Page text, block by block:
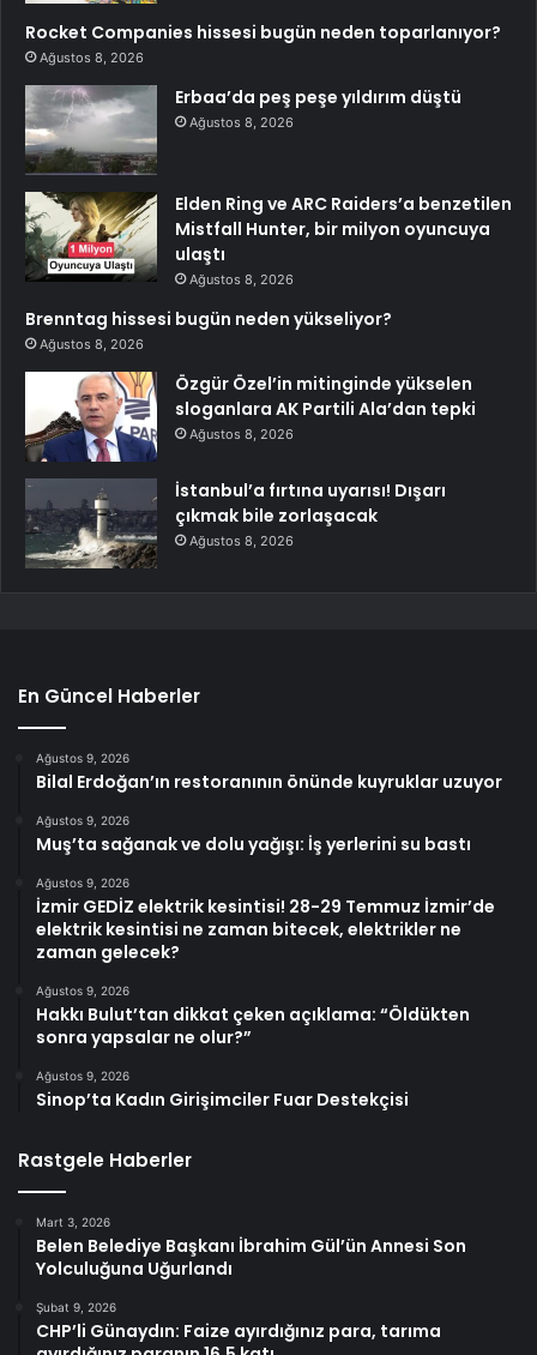
Rocket Companies hissesi bugün neden toparlanıyor?
Ağustos 8, 2026
Erbaa’da peş peşe yıldırım düştü
Ağustos 8, 2026
Elden Ring ve ARC Raiders’a benzetilen
Mistfall Hunter, bir milyon oyuncuya
ulaştı
Ağustos 8, 2026
Brenntag hissesi bugün neden yükseliyor?
Ağustos 8, 2026
Özgür Özel’in mitinginde yükselen
sloganlara AK Partili Ala’dan tepki
Ağustos 8, 2026
İstanbul’a fırtına uyarısı! Dışarı
çıkmak bile zorlaşacak
Ağustos 8, 2026
En Güncel Haberler
Ağustos 9, 2026
Bilal Erdoğan’ın restoranının önünde kuyruklar uzuyor
Ağustos 9, 2026
Muş’ta sağanak ve dolu yağışı: İş yerlerini su bastı
Ağustos 9, 2026
İzmir GEDİZ elektrik kesintisi! 28-29 Temmuz İzmir’de
elektrik kesintisi ne zaman bitecek, elektrikler ne
zaman gelecek?
Ağustos 9, 2026
Hakkı Bulut’tan dikkat çeken açıklama: “Öldükten
sonra yapsalar ne olur?”
Ağustos 9, 2026
Sinop’ta Kadın Girişimciler Fuar Destekçisi
Rastgele Haberler
Mart 3, 2026
Belen Belediye Başkanı İbrahim Gül’ün Annesi Son
Yolculuğuna Uğurlandı
Şubat 9, 2026
CHP’li Günaydın: Faize ayırdığınız para, tarıma